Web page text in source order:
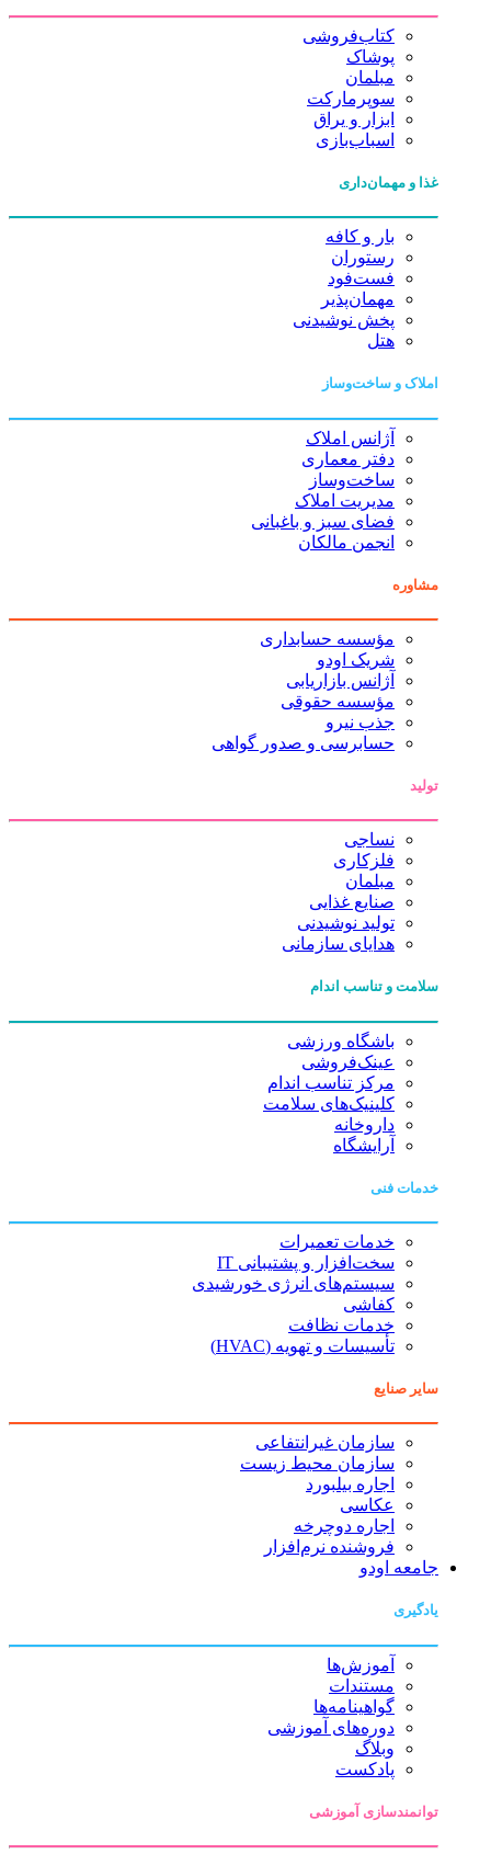
کتاب‌فروشی
پوشاک
مبلمان
سوپرمارکت
ابزار و یراق
اسباب‌بازی
غذا و مهمان‌داری
بار و کافه
رستوران
فست‌فود
مهمان‌پذیر
پخش نوشیدنی
هتل
املاک و ساخت‌وساز
آژانس املاک
دفتر معماری
ساخت‌وساز
مدیریت املاک
فضای سبز و باغبانی
انجمن مالکان
مشاوره
مؤسسه حسابداری
شریک اودو
آژانس بازاریابی
مؤسسه حقوقی
جذب نیرو
حسابرسی و صدور گواهی
تولید
نساجی
فلزکاری
مبلمان
صنایع غذایی
تولید نوشیدنی
هدایای سازمانی
سلامت و تناسب اندام
باشگاه ورزشی
عینک‌فروشی
مرکز تناسب اندام
کلینیک‌های سلامت
داروخانه
آرایشگاه
خدمات فنی
خدمات تعمیرات
سخت‌افزار و پشتیبانی IT
سیستم‌های انرژی خورشیدی
کفاشی
خدمات نظافت
تأسیسات و تهویه (HVAC)
سایر صنایع
سازمان غیرانتفاعی
سازمان محیط زیست
اجاره بیلبورد
عکاسی
اجاره دوچرخه
فروشنده نرم‌افزار
جامعه اودو
یادگیری
آموزش‌ها
مستندات
گواهینامه‌ها
دوره‌های آموزشی
وبلاگ
پادکست
توانمندسازی آموزشی